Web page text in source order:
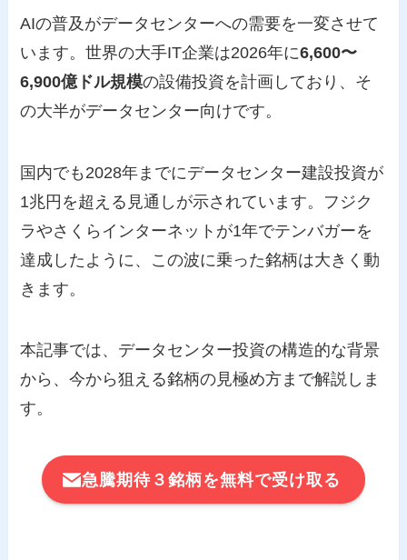
AIの普及がデータセンターへの需要を一変させて
います。世界の大手IT企業は2026年に6,600〜
6,900億ドル規模の設備投資を計画しており、そ
の大半がデータセンター向けです。
国内でも2028年までにデータセンター建設投資が
1兆円を超える見通しが示されています。フジク
ラやさくらインターネットが1年でテンバガーを
達成したように、この波に乗った銘柄は大きく動
きます。
本記事では、データセンター投資の構造的な背景
から、今から狙える銘柄の見極め方まで解説しま
す。
急騰期待３銘柄を無料で受け取る